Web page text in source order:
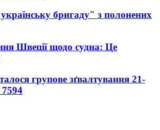
бригаду" з полонених
Швеції щодо судна: Це
групове зґвалтування 21-
7594